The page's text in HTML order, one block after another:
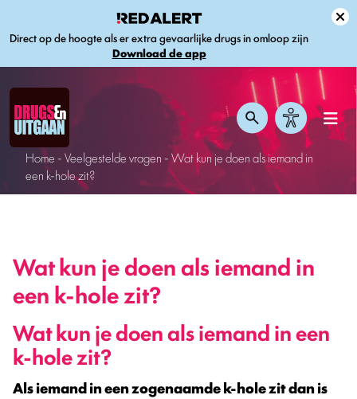
Direct op de hoogte als er extra gevaarlijke drugs in omloop zijn
Download de app
Home-Veelgestelde vragen-Wat kun je doen als iemand in
een k-hole zit?
Wat kun je doen als iemand in
een k-hole zit?
Wat kun je doen als iemand in een
k-hole zit?
Als iemand in een zogenaamde k-hole zit dan is